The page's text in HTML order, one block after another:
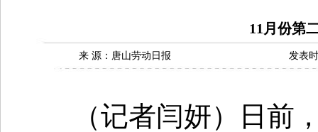
11月份第
来 源：唐山劳动日报 发表
（记者闫妍）日前，